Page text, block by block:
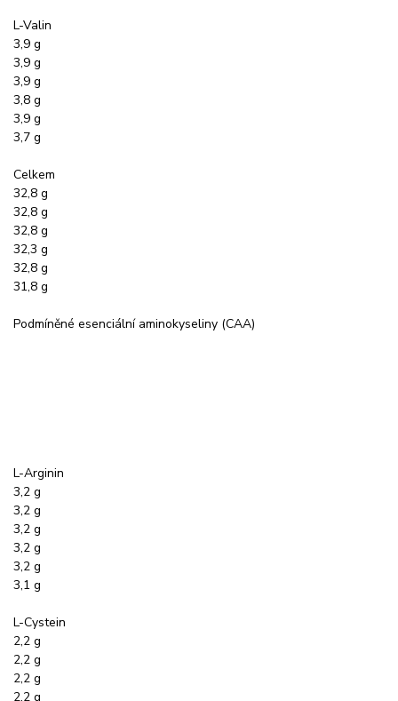
L-Valin
3,9 g
3,9 g
3,9 g
3,8 g
3,9 g
3,7 g
Celkem
32,8 g
32,8 g
32,8 g
32,3 g
32,8 g
31,8 g
Podmíněné esenciální aminokyseliny (CAA)
L-Arginin
3,2 g
3,2 g
3,2 g
3,2 g
3,2 g
3,1 g
L-Cystein
2,2 g
2,2 g
2,2 g
2,2 g